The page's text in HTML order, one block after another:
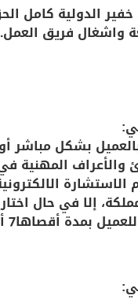
الدولية
واشغال فريق العمل.
الاستشارة
إلا في حال